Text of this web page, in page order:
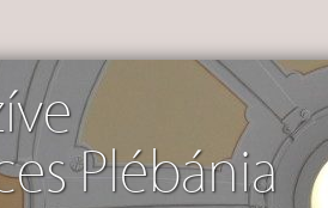
Plébánia